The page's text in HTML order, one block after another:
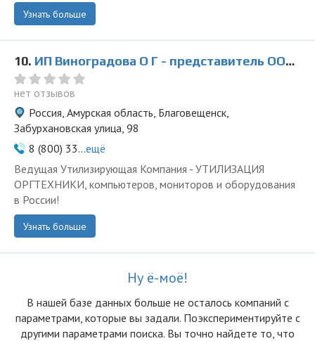
Узнать больше
10. ИП Виноградова О Г - представитель ООО Ведущая Утилизирующая Компания
нет отзывов
Россия, Амурская область, Благовещенск,
Забурхановская улица, 98
8 (800) 33...ещё
Ведущая Утилизирующая Компания - УТИЛИЗАЦИЯ
ОРГТЕХНИКИ, компьютеров, мониторов и оборудования
в России!
Узнать больше
Ну ё-моё!
В нашей базе данных больше не осталоcь компаний с
параметрами, которые вы задали. Поэкспериментируйте с
другими параметрами поиска. Вы точно найдете то, что